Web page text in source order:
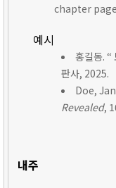
chapter
예시
홍길동. “
판사, 2025.
Doe,
Revealed,
내주